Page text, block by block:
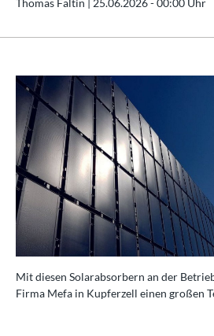
Thomas Faltin | 25.06.2026 - 00:00 Uhr
Mit diesen Solarabsorbern an der
Firma Mefa in Kupferzell einen großen